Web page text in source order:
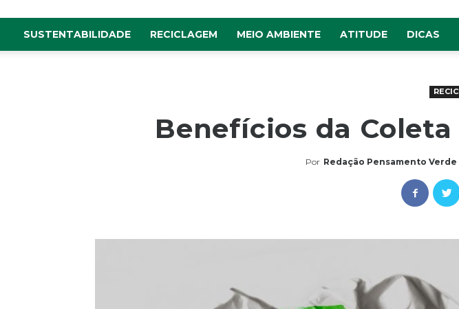
SUSTENTABILIDADE RECICLAGEM MEIO AMBIENTE ATITUDE DICAS
Benefícios da
Por Redação Pensamento Verde